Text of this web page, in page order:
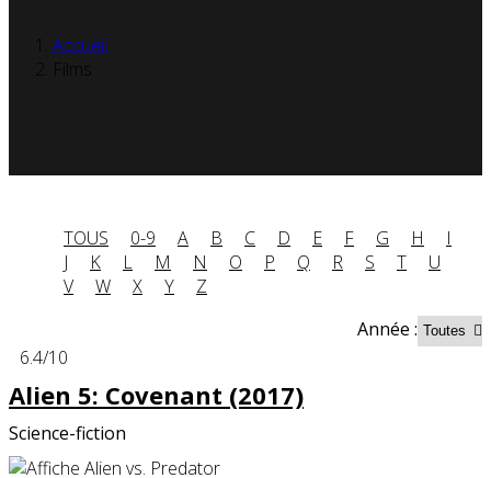
Accueil
Films
TOUS 0-9 A B C D E F G H
I
J
K L M N O P Q R S T
U
V
W X Y
Z
Année :
6.4/10
Alien 5: Covenant (2017)
Science-fiction